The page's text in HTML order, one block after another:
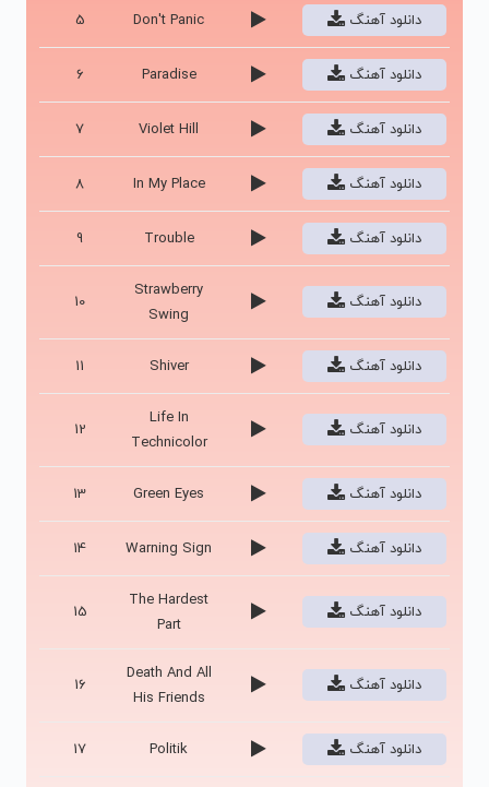
5 Don't Panic دانلود آهنگ
6 Paradise دانلود آهنگ
7 Violet Hill دانلود آهنگ
8 In My Place دانلود آهنگ
9 Trouble دانلود آهنگ
10
Strawberry
Swing
دانلود آهنگ
11 Shiver دانلود آهنگ
12
Life In
Technicolor
دانلود آهنگ
13 Green Eyes دانلود آهنگ
14 Warning Sign دانلود آهنگ
15
The Hardest
Part
دانلود آهنگ
16
Death And All
His Friends
دانلود آهنگ
17 Politik دانلود آهنگ